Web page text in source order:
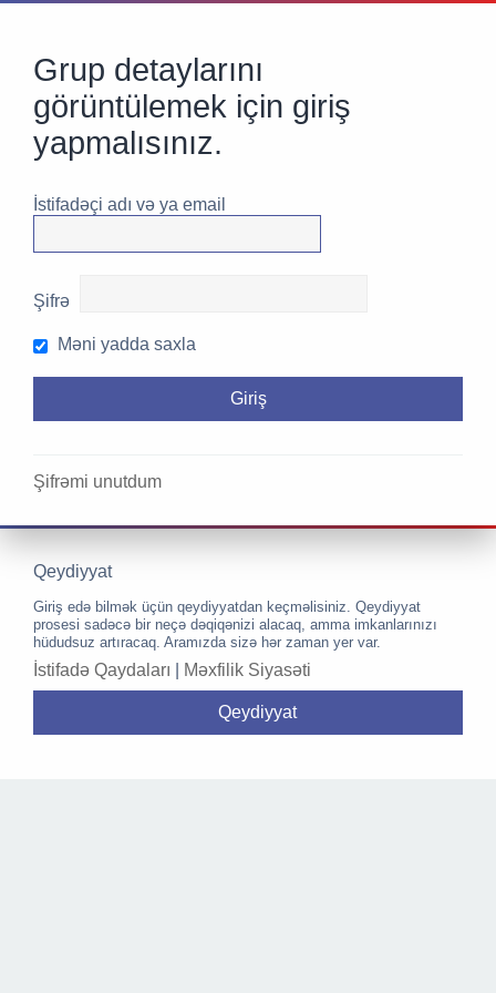
Grup detaylarını
görüntülemek için giriş
yapmalısınız.
İstifadəçi adı və ya email
Şifrə
Məni yadda saxla
Şifrəmi unutdum
Qeydiyyat
Giriş edə bilmək üçün qeydiyyatdan keçməlisiniz. Qeydiyyat
prosesi sadəcə bir neçə dəqiqənizi alacaq, amma imkanlarınızı
hüdudsuz artıracaq. Aramızda sizə hər zaman yer var.
İstifadə Qaydaları Məxfilik Siyasəti
Qeydiyyat